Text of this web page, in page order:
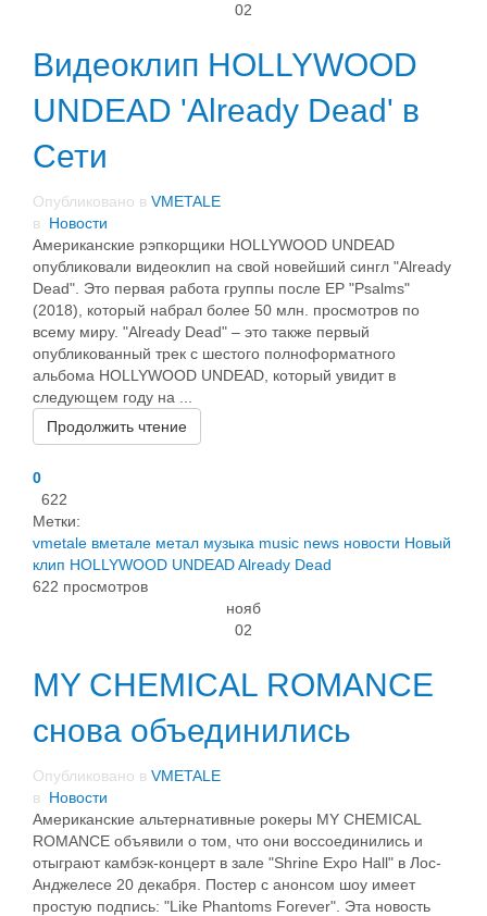
02
Видеоклип HOLLYWOOD
UNDEAD 'Already Dead' в
Сети
Опубликовано в VMETALE
в Новости
Американские рэпкорщики HOLLYWOOD UNDEAD
опубликовали видеоклип на свой новейший сингл "Already
Dead". Это первая работа группы после EP "Psalms"
(2018), который набрал более 50 млн. просмотров по
всему миру. "Already Dead" – это также первый
опубликованный трек с шестого полноформатного
альбома HOLLYWOOD UNDEAD, который увидит в
следующем году на ...
Продолжить чтение
0
622
Метки:
vmetale вметале метал музыка music news новости Новый
клип HOLLYWOOD UNDEADAlready Dead
622 просмотров
нояб
02
MY CHEMICAL ROMANCE
снова объединились
Опубликовано в VMETALE
в Новости
Американские альтернативные рокеры MY CHEMICAL
ROMANCE объявили о том, что они воссоединились и
отыграют камбэк-концерт в зале "Shrine Expo Hall" в Лос-
Анджелесе 20 декабря. Постер с анонсом шоу имеет
простую подпись: "Like Phantoms Forever". Эта новость